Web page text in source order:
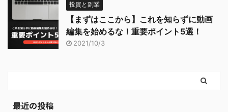
投資と副業
【まずはここから】これを知らずに動画
編集を始めるな！重要ポイント5選！
2021/10/3
最近の投稿